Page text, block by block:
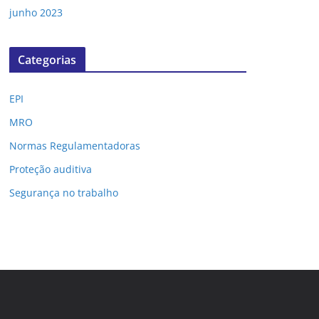
junho 2023
Categorias
EPI
MRO
Normas Regulamentadoras
Proteção auditiva
Segurança no trabalho